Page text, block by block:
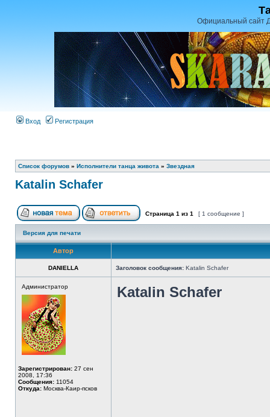
Официальный сайт
Вход Регистрация
Список форумов » Исполнители танца живота » Звездная
Katalin Schafer
Страница 1 из 1 [ 1 сообщение ]
Версия для печати
Автор
DANIELLA Заголовок сообщения: Katalin Schafer
Администратор
Зарегистрирован: 27 сен
2008, 17:36
Сообщения: 11054
Откуда: Москва-Каир-псков
Katalin Schafer